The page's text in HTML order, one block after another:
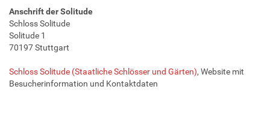
Anschrift der Solitude
Schloss Solitude
Solitude 1
70197 Stuttgart
Schloss Solitude (Staatliche Schlösser und Gärten), Website mit
Besucherinformation und Kontaktdaten